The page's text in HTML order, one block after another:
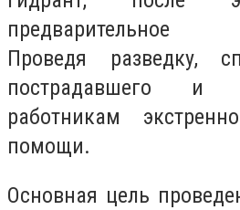
предварительное
Проведя разведку,
пострадавшего и
работникам
помощи.
Основная цель